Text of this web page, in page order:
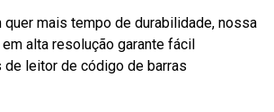
quer mais tempo de durabilidade, nossa
alta resolução garante fácil
de leitor de código de barras